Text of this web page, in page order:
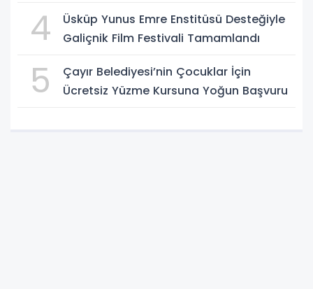
4
Üsküp Yunus Emre Enstitüsü Desteğiyle
Galiçnik Film Festivali Tamamlandı
5
Çayır Belediyesi’nin Çocuklar İçin
Ücretsiz Yüzme Kursuna Yoğun Başvuru